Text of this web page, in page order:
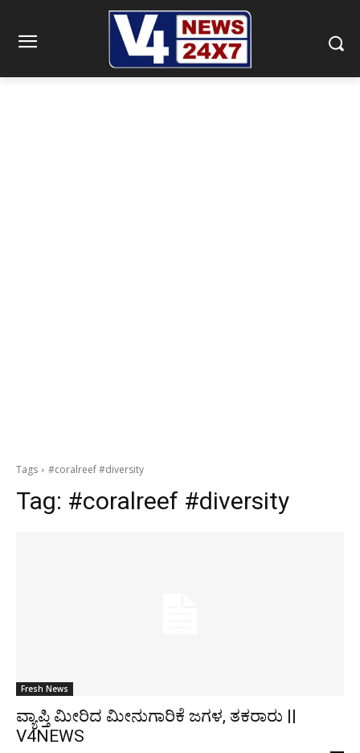
Tags #coralreef #diversity
Tag: #coralreef #diversity
Fresh News
ವ್ಯಾಪ್ತಿ ಮೀರಿದ ಮೀನುಗಾರಿಕೆ ಜಗಳ, ತಕರಾರು ||
V4NEWS